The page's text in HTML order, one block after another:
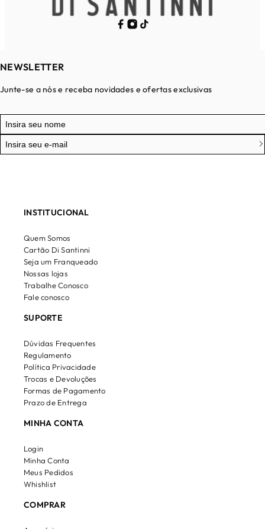
NEWSLETTER
Junte-se a nós e receba novidades e ofertas exclusivas
INSTITUCIONAL
Quem Somos
Cartão Di Santinni
Seja um Franqueado
Nossas lojas
Trabalhe Conosco
Fale conosco
SUPORTE
Dúvidas Frequentes
Regulamento
Política Privacidade
Trocas e Devoluções
Formas de Pagamento
Prazo de Entrega
MINHA CONTA
Login
Minha Conta
Meus Pedidos
Whishlist
COMPRAR